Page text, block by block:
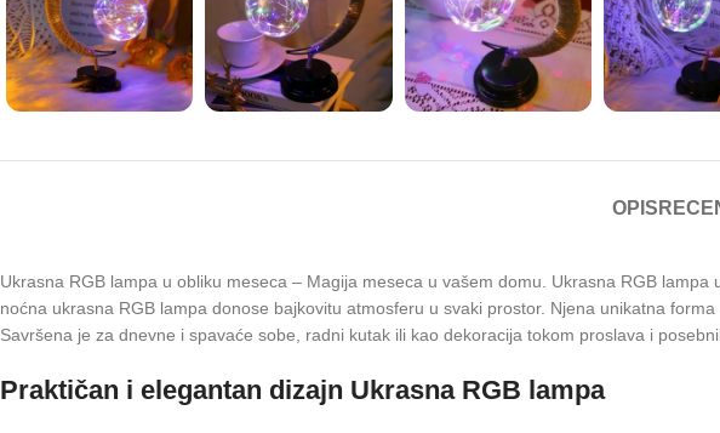
OPIS
Ukrasna RGB lampa u obliku meseca – Magija meseca u vašem domu. Ukrasna RGB
noćna ukrasna RGB lampa donose bajkovitu atmosferu u svaki prostor. Njena unikatna
Savršena je za dnevne i spavaće sobe, radni kutak ili kao dekoracija tokom proslava i
Praktičan i elegantan dizajn Ukrasna RGB lampa